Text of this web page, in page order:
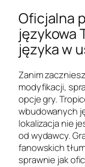
Oficjalna
językowa
języka w
Zanim
modyfikacji,
opcje gry.
wbudowanych
lokalizacja nie
od wydawcy.
fanowskich
sprawnie jak